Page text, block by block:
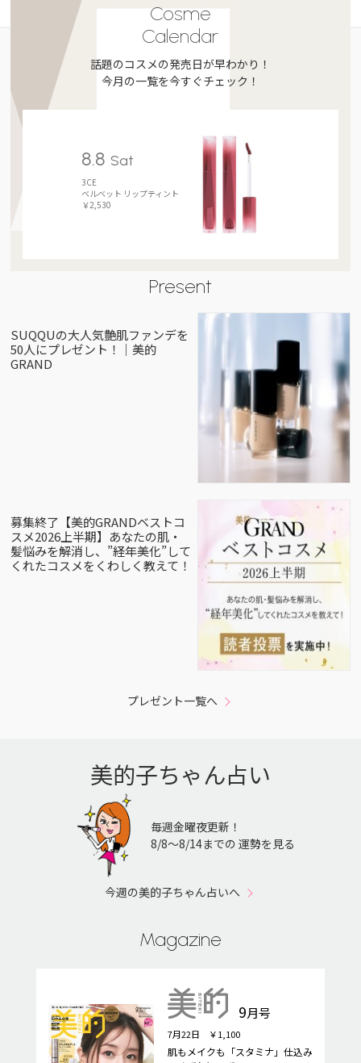
Cosme
Calendar
話題のコスメの発売日が早わかり！
今月の一覧を今すぐチェック！
8.8 Sat
3CE
ベルベット リップティント
￥2,530
Present
SUQQUの大人気艶肌ファンデを
50人にプレゼント！｜美的
GRAND
募集終了【美的GRANDベストコ
スメ2026上半期】あなたの肌・
髪悩みを解消し、”経年美化”して
くれたコスメをくわしく教えて！
プレゼント一覧へ
美的子ちゃん占い
毎週金曜夜更新！
8/8〜8/14までの 運勢を見る
今週の美的子ちゃん占いへ
Magazine
9月号
7月22日 ￥1,100
肌もメイクも「スタミナ」仕込み